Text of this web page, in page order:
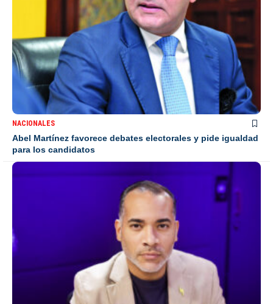
NACIONALES
Abel Martínez favorece debates electorales y pide igualdad
para los candidatos